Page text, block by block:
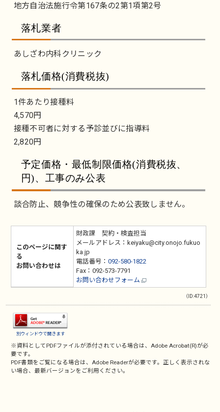
地方自治法施行令第167条の2第1項第2号
落札業者
あしざわ内科クリニック
落札価格(消費税抜)
1件あたり接種料
4,570円
接種不可者に対する予診並びに指導料
2,820円
予定価格・最低制限価格(消費税抜、
円)、工事のみ公表
談合防止、競争性の確保のため公表致しません。
このページに関す
る
お問い合わせは
財政課 契約・検査担当
メールアドレス：keiyaku@city.onojo.fukuo
ka.jp
電話番号： 092-580-1822
Fax：092-573-7791
お問い合わせフォーム
（ID:4721）
別ウィンドウで開きます
※資料としてPDFファイルが添付されている場合は、Adobe Acrobat(R)が必
要です。
PDF書類をご覧になる場合は、Adobe Readerが必要です。正しく表示されな
い場合、最新バージョンをご利用ください。